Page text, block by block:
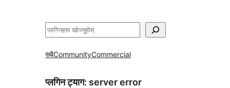
खोज्नुहोस्
सबैCommunityCommercial
प्लगिन ट्याग: server error